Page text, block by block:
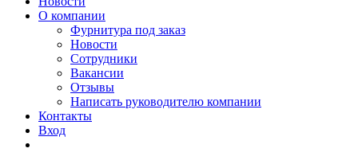
О компании
Фурнитура под заказ
Новости
Сотрудники
Вакансии
Отзывы
Написать руководителю компании
Контакты
Вход